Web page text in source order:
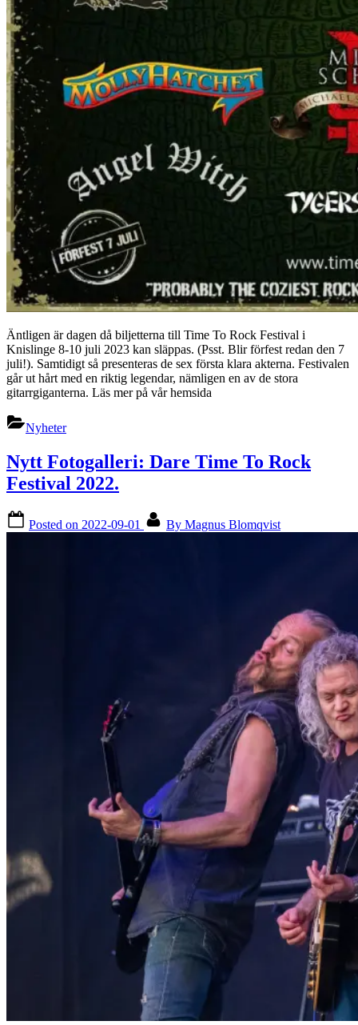
Äntligen är dagen då biljetterna till Time To Rock Festival i
Knislinge 8-10 juli 2023 kan släppas. (Psst. Blir förfest redan den 7
juli!). Samtidigt så presenteras de sex första klara akterna. Festivalen
går ut hårt med en riktig legendar, nämligen en av de stora
gitarrgiganterna. Läs mer på vår hemsida
Nyheter
Nytt Fotogalleri: Dare Time To Rock
Festival 2022.
Posted on 2022-09-01 By Magnus Blomqvist